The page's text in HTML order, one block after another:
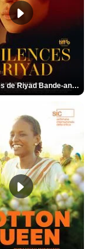
Les Silences de Riyad Bande-annonce VO STFR